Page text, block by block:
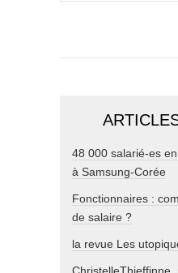
48 000 salarié-es
à Samsung-Corée
Fonctionnaires :
de salaire ?
la revue Les